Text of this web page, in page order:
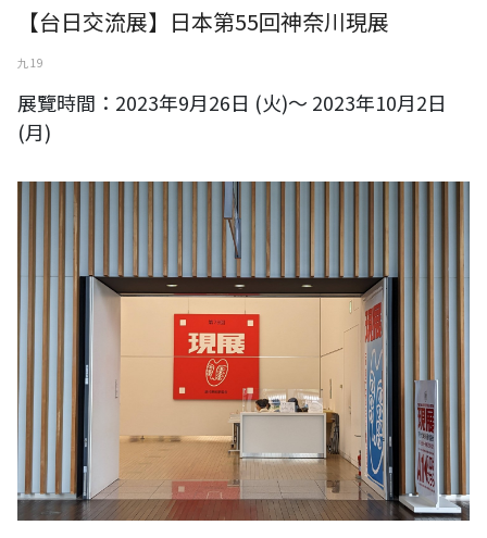
【台日交流展】日本第55回神奈川現展
九 19
展覽時間：2023年9月26日 (火)～ 2023年10月2日
(月)